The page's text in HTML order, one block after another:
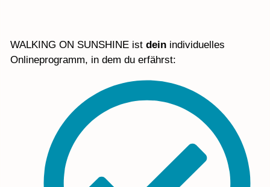
WALKING ON SUNSHINE ist dein individuelles
Onlineprogramm, in dem du erfährst: